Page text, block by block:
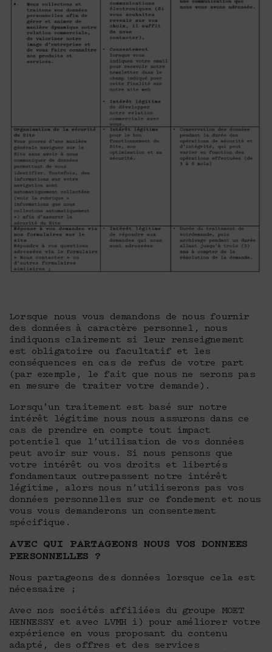
Lorsque nous vous demandons de nous fournir
des données à caractère personnel, nous
indiquons clairement si leur renseignement
est obligatoire ou facultatif et les
conséquences en cas de refus de votre part
(par exemple, le fait que nous ne serons pas
en mesure de traiter votre demande).
Lorsqu’un traitement est basé sur notre
intérêt légitime nous nous assurons dans ce
cas de prendre en compte tout impact
potentiel que l’utilisation de vos données
peut avoir sur vous. Si nous pensons que
votre intérêt ou vos droits et libertés
fondamentaux outrepassent notre intérêt
légitime, alors nous n’utiliserons pas vos
données personnelles sur ce fondement et nous
vous vous demanderons un consentement
spécifique.
AVEC QUI PARTAGEONS NOUS VOS DONNEES
PERSONNELLES ?
Nous partageons des données lorsque cela est
nécessaire ;
Avec nos sociétés affiliées du groupe MOET
HENNESSY et avec LVMH i) pour améliorer votre
expérience en vous proposant du contenu
adapté, des offres et des services